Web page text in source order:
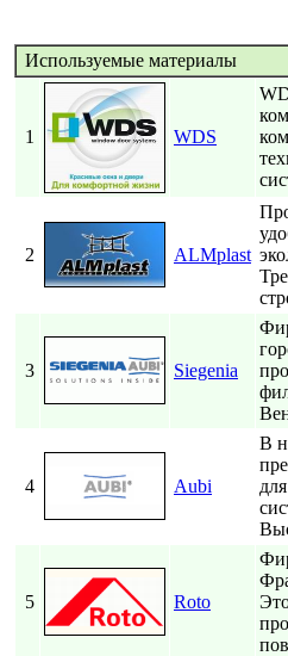
Используемые материалы
1 WDS
2 ALMplast
3 Siegenia
4 Aubi
В
5 Roto